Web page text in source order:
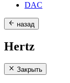
DAC
назад
Hertz
Закрыть